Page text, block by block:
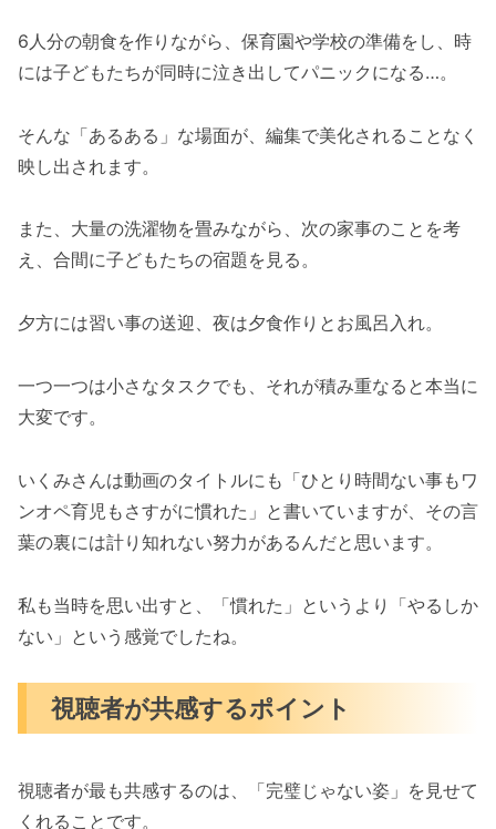
6人分の朝食を作りながら、保育園や学校の準備をし、時
には子どもたちが同時に泣き出してパニックになる…。
そんな「あるある」な場面が、編集で美化されることなく
映し出されます。
また、大量の洗濯物を畳みながら、次の家事のことを考
え、合間に子どもたちの宿題を見る。
夕方には習い事の送迎、夜は夕食作りとお風呂入れ。
一つ一つは小さなタスクでも、それが積み重なると本当に
大変です。
いくみさんは動画のタイトルにも「ひとり時間ない事もワ
ンオペ育児もさすがに慣れた」と書いていますが、その言
葉の裏には計り知れない努力があるんだと思います。
私も当時を思い出すと、「慣れた」というより「やるしか
ない」という感覚でしたね。
視聴者が共感するポイント
視聴者が最も共感するのは、「完璧じゃない姿」を見せて
くれることです。